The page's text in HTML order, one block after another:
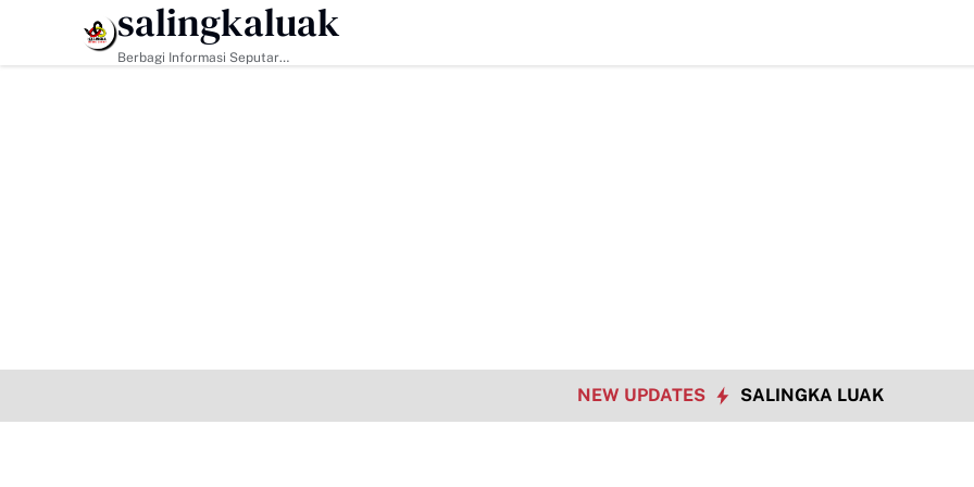
HEADLINE
salingkaluak
Berbagi Informasi Seputar
NEW UPDATES SALINGKA LUAK